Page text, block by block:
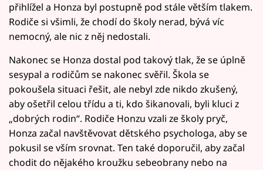
přihlížel a Honza byl postupně pod stále větším tlakem.
Rodiče si všimli, že chodí do školy nerad, bývá víc
nemocný, ale nic z něj nedostali.
Nakonec se Honza dostal pod takový tlak, že se úplně
sesypal a rodičům se nakonec svěřil. Škola se
pokoušela situaci řešit, ale nebyl zde nikdo zkušený,
aby ošetřil celou třídu a ti, kdo šikanovali, byli kluci z
„dobrých rodin“. Rodiče Honzu vzali ze školy pryč,
Honza začal navštěvovat dětského psychologa, aby se
pokusil se vším srovnat. Ten také doporučil, aby začal
chodit do nějakého kroužku sebeobrany nebo na